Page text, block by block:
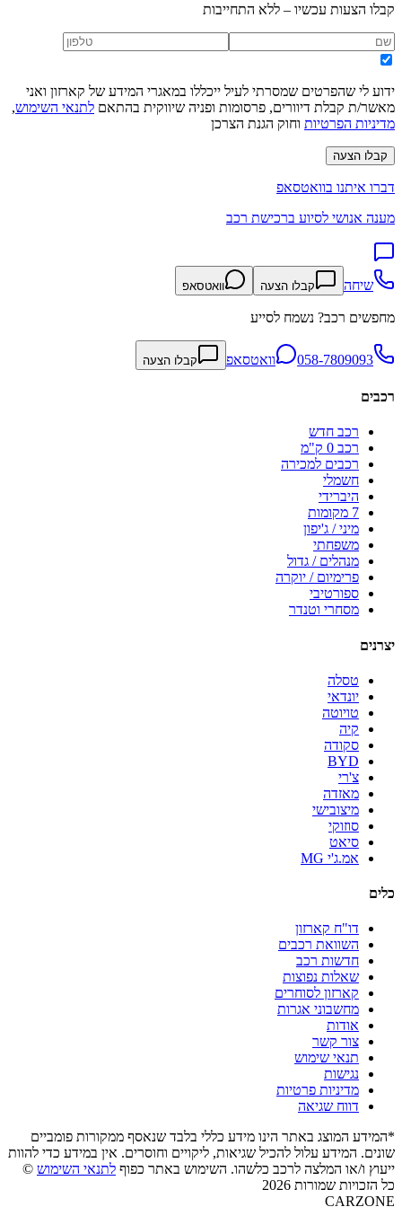
קבלו הצעות עכשיו – ללא התחייבות
ידוע לי שהפרטים שמסרתי לעיל ייכללו במאגרי המידע של קארזון ואני
מאשר/ת קבלת דיוורים, פרסומות ופניה שיווקית בהתאם לתנאי השימוש,
מדיניות הפרטיות וחוק הגנת הצרכן
קבלו הצעה
דברו איתנו בוואטסאפ
מענה אנושי לסיוע ברכישת רכב
שיחה קבלו הצעה וואטסאפ
מחפשים רכב? נשמח לסייע
058-7809093 וואטסאפ קבלו הצעה
רכבים
רכב חדש
רכב 0 ק"מ
רכבים למכירה
חשמלי
היברידי
7 מקומות
מיני / ג'יפון
משפחתי
מנהלים / גדול
פרימיום / יוקרה
ספורטיבי
מסחרי וטנדר
יצרנים
טסלה
יונדאי
טויוטה
קיה
סקודה
BYD
צ'רי
מאזדה
מיצובישי
סוזוקי
סיאט
אמ.ג'י MG
כלים
דו"ח קארזון
השוואת רכבים
חדשות רכב
שאלות נפוצות
קארזון לסוחרים
מחשבוני אגרות
אודות
צור קשר
תנאי שימוש
נגישות
מדיניות פרטיות
דווח שגיאה
*המידע המוצג באתר הינו מידע כללי בלבד שנאסף ממקורות פומביים
שונים. המידע עלול להכיל שגיאות, ליקויים וחוסרים. אין במידע כדי להוות
ייעוץ ו/או המלצה לרכב כלשהו. השימוש באתר כפוף לתנאי השימוש ©
כל הזכויות שמורות 2026
CARZONE